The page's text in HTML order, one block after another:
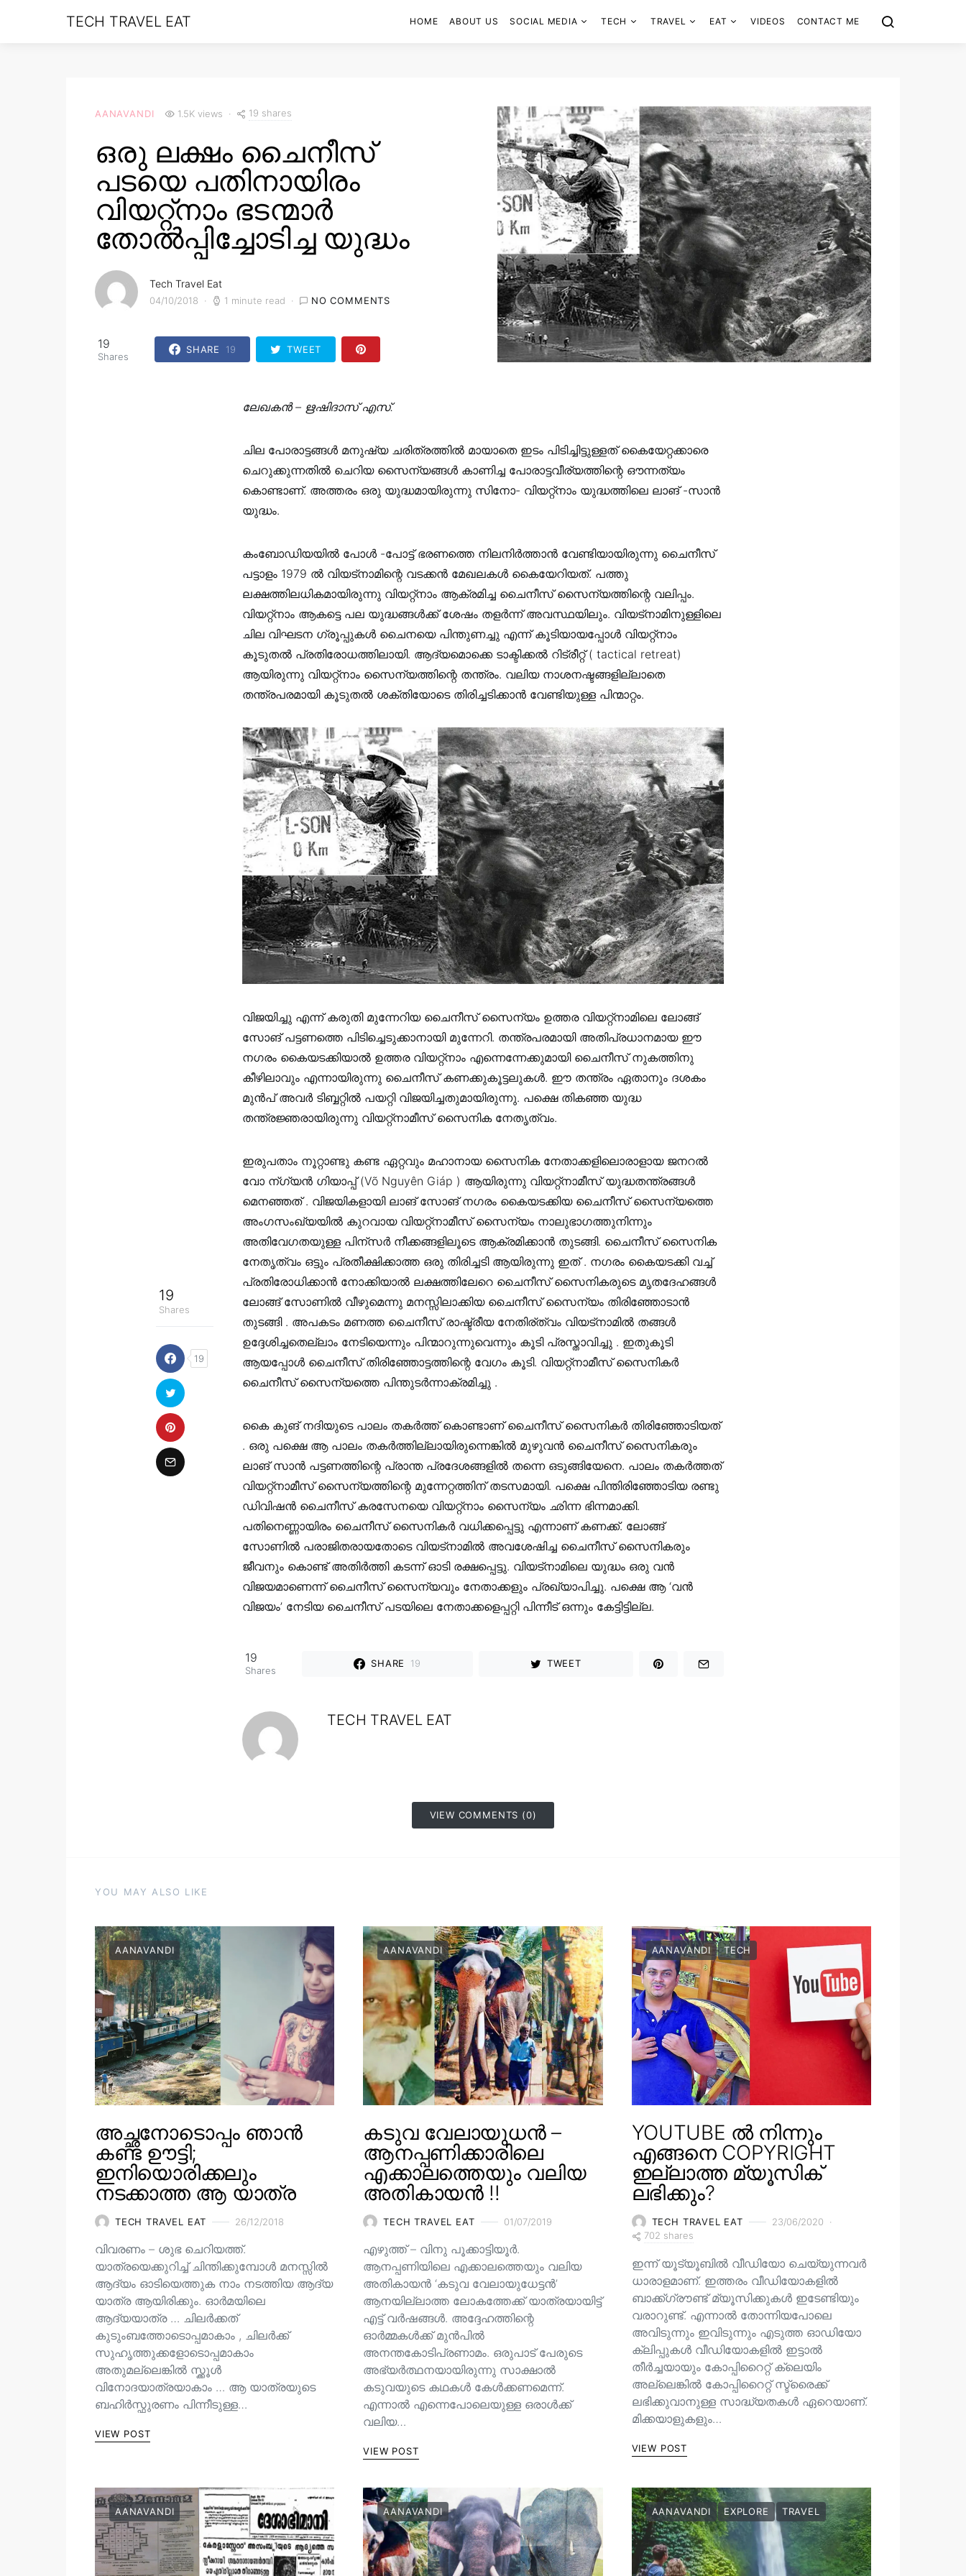
TECH TRAVEL EAT HOME ABOUT US SOCIAL MEDIA TECH TRAVEL EAT VIDEOS CONTACT ME
AANAVANDI 1.5K views 19 shares
ഒരു ലക്ഷം ചൈനീസ്
പടയെ പതിനായിരം
വിയറ്റ്‌നാം ഭടന്മാർ
തോൽപ്പിച്ചോടിച്ച യുദ്ധം
Tech Travel Eat
04/10/2018 1 minute read NO COMMENTS
19
Shares
SHARE 19 TWEET
19
Shares
19
ലേഖകൻ – ഋഷിദാസ് എസ്.
ചില പോരാട്ടങ്ങൾ മനുഷ്യ ചരിത്രത്തിൽ മായാതെ ഇടം പിടിച്ചിട്ടുള്ളത് കൈയേറ്റക്കാരെ
ചെറുക്കുന്നതിൽ ചെറിയ സൈന്യങ്ങൾ കാണിച്ച പോരാട്ടവീര്യത്തിന്റെ ഔന്നത്യം
കൊണ്ടാണ്. അത്തരം ഒരു യുദ്ധമായിരുന്നു സിനോ- വിയറ്റ്‌നാം യുദ്ധത്തിലെ ലാങ് -സാൻ
യുദ്ധം.
കംബോഡിയയിൽ പോൾ -പോട്ട് ഭരണത്തെ നിലനിർത്താൻ വേണ്ടിയായിരുന്നു ചൈനീസ്
പട്ടാളം 1979 ൽ വിയട്നാമിന്റെ വടക്കൻ മേഖലകൾ കൈയേറിയത്. പത്തു
ലക്ഷത്തിലധികമായിരുന്നു വിയറ്റ്‌നാം ആക്രമിച്ച ചൈനീസ് സൈന്യത്തിന്റെ വലിപ്പം.
വിയറ്റ്‌നാം ആകട്ടെ പല യുദ്ധങ്ങൾക്ക് ശേഷം തളർന്ന് അവസ്ഥയിലും. വിയട്നാമിനുള്ളിലെ
ചില വിഘടന ഗ്രൂപ്പുകൾ ചൈനയെ പിന്തുണച്ചു എന്ന് കൂടിയായപ്പോൾ വിയറ്റ്‌നാം
കൂടുതൽ പ്രതിരോധത്തിലായി. ആദ്യമൊക്കെ ടാക്ടിക്കൽ റിട്രീറ്റ് ( tactical retreat)
ആയിരുന്നു വിയറ്റ്നാം സൈന്യത്തിന്റെ തന്ത്രം. വലിയ നാശനഷ്ടങ്ങളില്ലാതെ
തന്ത്രപരമായി കൂടുതൽ ശക്തിയോടെ തിരിച്ചടിക്കാൻ വേണ്ടിയുള്ള പിന്മാറ്റം.
വിജയിച്ചു എന്ന് കരുതി മുന്നേറിയ ചൈനീസ് സൈന്യം ഉത്തര വിയറ്റ്നാമിലെ ലോങ്ങ്
സോങ് പട്ടണത്തെ പിടിച്ചെടുക്കാനായി മുന്നേറി. തന്ത്രപരമായി അതിപ്രധാനമായ ഈ
നഗരം കൈയടക്കിയാൽ ഉത്തര വിയറ്റ്‌നാം എന്നെന്നേക്കുമായി ചൈനീസ് നുകത്തിനു
കീഴിലാവും എന്നായിരുന്നു ചൈനീസ് കണക്കുകൂട്ടലുകൾ. ഈ തന്ത്രം ഏതാനും ദശകം
മുൻപ് അവർ ടിബ്ബറ്റിൽ പയറ്റി വിജയിച്ചതുമായിരുന്നു. പക്ഷെ തികഞ്ഞ യുദ്ധ
തന്ത്രജ്ഞരായിരുന്നു വിയറ്റ്നാമീസ് സൈനിക നേതൃത്വം.
ഇരുപതാം നൂറ്റാണ്ടു കണ്ട ഏറ്റവും മഹാനായ സൈനിക നേതാക്കളിലൊരാളായ ജനറൽ
വോ ന്ഗ്യൻ ഗിയാപ്പ് (Võ Nguyên Giáp ) ആയിരുന്നു വിയറ്റ്നാമീസ് യുദ്ധതന്ത്രങ്ങൾ
മെനഞ്ഞത് . വിജയികളായി ലാങ് സോങ് നഗരം കൈയടക്കിയ ചൈനീസ് സൈന്യത്തെ
അംഗസംഖ്യയിൽ കുറവായ വിയറ്റ്നാമീസ് സൈന്യം നാലുഭാഗത്തുനിന്നും
അതിവേഗതയുള്ള പിന്സർ നീക്കങ്ങളിലൂടെ ആക്രമിക്കാൻ തുടങ്ങി. ചൈനീസ് സൈനിക
നേതൃത്വം ഒട്ടും പ്രതീക്ഷിക്കാത്ത ഒരു തിരിച്ചടി ആയിരുന്നു ഇത് . നഗരം കൈയടക്കി വച്ച്
പ്രതിരോധിക്കാൻ നോക്കിയാൽ ലക്ഷത്തിലേറെ ചൈനീസ് സൈനികരുടെ മൃതദേഹങ്ങൾ
ലോങ്ങ് സോണിൽ വീഴുമെന്നു മനസ്സിലാക്കിയ ചൈനീസ് സൈന്യം തിരിഞ്ഞോടാൻ
തുടങ്ങി . അപകടം മണത്ത ചൈനീസ് രാഷ്ട്രീയ നേതിര്ത്വം വിയട്നാമിൽ തങ്ങൾ
ഉദ്ദേശിച്ചതെല്ലാം നേടിയെന്നും പിന്മാറുന്നുവെന്നും കൂടി പ്രസ്താവിച്ചു . ഇതുകൂടി
ആയപ്പോൾ ചൈനീസ് തിരിഞ്ഞോട്ടത്തിന്റെ വേഗം കൂടി. വിയറ്റ്നാമീസ് സൈനികർ
ചൈനീസ് സൈന്യത്തെ പിന്തുടർന്നാക്രമിച്ചു .
കൈ കുങ് നദിയുടെ പാലം തകർത്ത് കൊണ്ടാണ് ചൈനീസ് സൈനികർ തിരിഞ്ഞോടിയത്
. ഒരു പക്ഷെ ആ പാലം തകർത്തില്ലായിരുന്നെങ്കിൽ മുഴുവൻ ചൈനീസ് സൈനികരും
ലാങ് സാൻ പട്ടണത്തിന്റെ പ്രാന്ത പ്രദേശങ്ങളിൽ തന്നെ ഒടുങ്ങിയേനെ. പാലം തകർത്തത്
വിയറ്റ്നാമീസ് സൈന്യത്തിന്റെ മുന്നേറ്റത്തിന് തടസമായി. പക്ഷെ പിന്തിരിഞ്ഞോടിയ രണ്ടു
ഡിവിഷൻ ചൈനീസ് കരസേനയെ വിയറ്റ്‌നാം സൈന്യം ഛിന്ന ഭിന്നമാക്കി.
പതിനെണ്ണായിരം ചൈനീസ് സൈനികർ വധിക്കപ്പെട്ടു എന്നാണ് കണക്ക്. ലോങ്ങ്
സോണിൽ പരാജിതരായതോടെ വിയട്നാമിൽ അവശേഷിച്ച ചൈനീസ് സൈനികരും
ജീവനും കൊണ്ട് അതിർത്തി കടന്ന് ഓടി രക്ഷപ്പെട്ടു. വിയട്നാമിലെ യുദ്ധം ഒരു വൻ
വിജയമാണെന്ന് ചൈനീസ് സൈന്യവും നേതാക്കളും പ്രഖ്യാപിച്ചു. പക്ഷെ ആ ‘വൻ
വിജയം’ നേടിയ ചൈനീസ് പടയിലെ നേതാക്കളെപ്പറ്റി പിന്നീട് ഒന്നും കേട്ടിട്ടില്ല.
19
Shares
SHARE 19 TWEET
TECH TRAVEL EAT
VIEW COMMENTS (0)
YOU MAY ALSO LIKE
AANAVANDI
അച്ഛനോടൊപ്പം ഞാൻ
കണ്ട ഊട്ടി;
ഇനിയൊരിക്കലും
നടക്കാത്ത ആ യാത്ര
TECH TRAVEL EAT 26/12/2018
വിവരണം – ശുഭ ചെറിയത്ത്.
യാത്രയെക്കുറിച്ച് ചിന്തിക്കുമ്പോൾ മനസ്സിൽ
ആദ്യം ഓടിയെത്തുക നാം നടത്തിയ ആദ്യ
യാത്ര ആയിരിക്കും. ഓർമയിലെ
ആദ്യയാത്ര … ചിലർക്കത്
കുടുംബത്തോടൊപ്പമാകാം , ചിലർക്ക്
സുഹൃത്തുക്കളോടൊപ്പമാകാം
അതുമല്ലെങ്കിൽ സ്ക്കൂൾ
വിനോദയാത്രയാകാം … ആ യാത്രയുടെ
ബഹിർസ്ഫുരണം പിന്നീടുള്ള…
VIEW POST
AANAVANDI
കടുവ വേലായുധൻ –
ആനപ്പണിക്കാരിലെ
എക്കാലത്തെയും വലിയ
അതികായൻ !!
TECH TRAVEL EAT 01/07/2019
എഴുത്ത് – വിനു പൂക്കാട്ടിയൂർ.
ആനപ്പണിയിലെ എക്കാലത്തെയും വലിയ
അതികായൻ ‘കടുവ വേലായുധേട്ടൻ’
ആനയില്ലാത്ത ലോകത്തേക്ക് യാത്രയായിട്ട്
എട്ട് വർഷങ്ങൾ. അദ്ദേഹത്തിന്റെ
ഓർമ്മകൾക്ക് മുൻപിൽ
അനന്തകോടിപ്രണാമം. ഒരുപാട് പേരുടെ
അഭ്യർത്ഥനയായിരുന്നു സാക്ഷാൽ
കടുവയുടെ കഥകൾ കേൾക്കണമെന്ന്.
എന്നാൽ എന്നെപോലെയുള്ള ഒരാൾക്ക്
വലിയ…
VIEW POST
AANAVANDI TECH
YOUTUBE ൽ നിന്നും
എങ്ങനെ COPYRIGHT
ഇല്ലാത്ത മ്യൂസിക്
ലഭിക്കും?
TECH TRAVEL EAT
23/06/2020
702 shares
ഇന്ന് യൂട്യൂബിൽ വീഡിയോ ചെയ്യുന്നവർ
ധാരാളമാണ്. ഇത്തരം വീഡിയോകളിൽ
ബാക്ക്ഗ്രൗണ്ട് മ്യൂസിക്കുകൾ ഇടേണ്ടിയും
വരാറുണ്ട്. എന്നാൽ തോന്നിയപോലെ
അവിടുന്നും ഇവിടുന്നും എടുത്ത ഓഡിയോ
ക്ലിപ്പുകൾ വീഡിയോകളിൽ ഇട്ടാൽ
തീർച്ചയായും കോപ്പിറൈറ്റ് ക്ലെയിം
അല്ലെങ്കിൽ കോപ്പിറൈറ്റ് സ്ട്രൈക്ക്
ലഭിക്കുവാനുള്ള സാദ്ധ്യതകൾ ഏറെയാണ്.
മിക്കയാളുകളും…
VIEW POST
AANAVANDI AANAVANDI AANAVANDI EXPLORE TRAVEL